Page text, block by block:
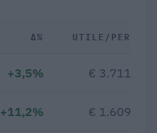
Δ% UTILE/PERDITA
+3,5% € 3.711.402
+11,2% € 1.609.389